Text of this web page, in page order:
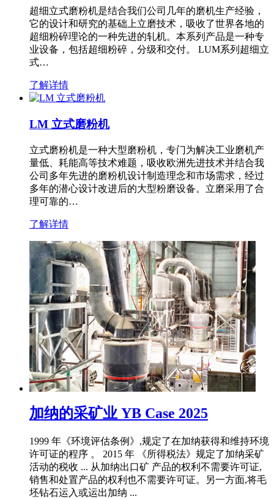
超细立式磨粉机是结合我们公司几年的磨机生产经验，
它的设计和研究的基础上立磨技术，吸收了世界各地的
超细粉碎理论的一种先进的轧机。本系列产品是一种专
业设备，包括超细粉碎，分级和交付。 LUM系列超细立
式…
了解详情
LM 立式磨粉机
立式磨粉机是一种大型磨粉机，专门为解决工业磨机产
量低、耗能高等技术难题，吸收欧洲先进技术并结合我
公司多年先进的磨粉机设计制造理念和市场需求，经过
多年的潜心设计改进后的大型粉磨设备。立磨采用了合
理可靠的…
了解详情
加纳的采矿业 YB Case 2025
1999 年《环境评估条例》,规定了在加纳获得和维持环境
许可证的程序 。 2015 年 《所得税法》规定了加纳采矿
活动的税收 ... 从加纳出口矿 产品的权利不需要许可证,
销售和处置产品的权利也不需要许可证。另一方面,将毛
坯钻石运入或运出加纳 ...